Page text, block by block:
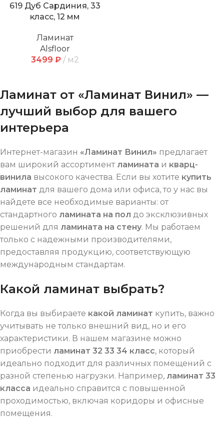
619 Дуб Сардиния, 33
класс, 12 мм
Ламинат
Alsfloor
3499 ₽ м2
Ламинат от «Ламинат Винил» —
лучший выбор для вашего
интерьера
Интернет-магазин «Ламинат Винил» предлагает
вам широкий ассортимент ламината и кварц-
винила высокого качества. Если вы хотите купить
ламинат для вашего дома или офиса, то у нас вы
найдете все необходимые варианты: от
стандартного ламината на пол до эксклюзивных
решений для ламината на стену. Мы работаем
только с надежными производителями,
предоставляя продукцию, соответствующую
международным стандартам.
Какой ламинат выбрать?
Когда вы выбираете какой ламинат купить, важно
учитывать не только внешний вид, но и его
характеристики. В нашем магазине можно
приобрести ламинат 32 33 34 класс, который
идеально подходит для различных помещений с
разной степенью нагрузки. Например, ламинат 33
класса идеально справится с повышенной
проходимостью, включая коридоры и офисные
помещения.